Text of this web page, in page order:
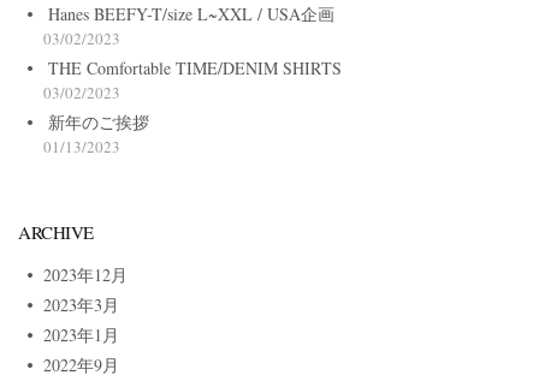
Hanes BEEFY-T/size L~XXL / USA企画
03/02/2023
THE Comfortable TIME/DENIM SHIRTS
03/02/2023
新年のご挨拶
01/13/2023
ARCHIVE
2023年12月
2023年3月
2023年1月
2022年9月